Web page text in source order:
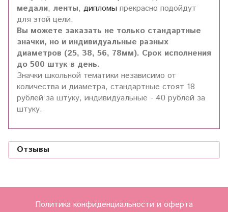
медали, ленты, дипломы прекрасно подойдут
для этой цели.
Вы можете заказать не только стандартные
значки, но и индивидуальные разных
диаметров (25, 38, 56, 78мм). Срок исполнения
до 500 штук в день.
Значки школьной тематики независимо от
количества и диаметра, стандартные стоят 18
рублей за штуку, индивидуальные - 40 рублей за
штуку.
Отзывы
Политика конфиденциальности и оферта